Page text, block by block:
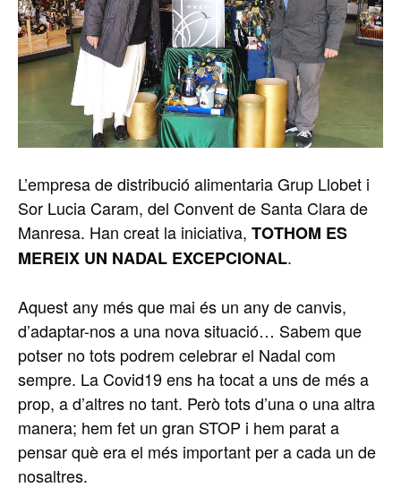
L’empresa de distribució alimentaria Grup Llobet i
Sor Lucia Caram, del Convent de Santa Clara de
Manresa. Han creat la iniciativa, TOTHOM ES
MEREIX UN NADAL EXCEPCIONAL.
Aquest any més que mai és un any de canvis,
d’adaptar-nos a una nova situació… Sabem que
potser no tots podrem celebrar el Nadal com
sempre. La Covid19 ens ha tocat a uns de més a
prop, a d’altres no tant. Però tots d’una o una altra
manera; hem fet un gran STOP i hem parat a
pensar què era el més important per a cada un de
nosaltres.